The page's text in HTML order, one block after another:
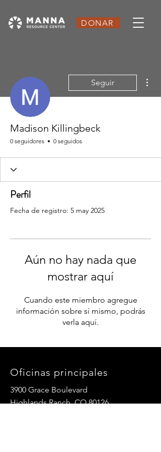
DONAR
Seguir
Madison Killingbeck
0 seguidores 0 seguidos
Perfil
Fecha de registro: 5 may 2025
Aún no hay nada que
mostrar aquí
Cuando este miembro agregue
información sobre sí mismo, podrás
verla aquí.
Oficinas principales
3900 Grace Boulevard
Highlands Ranch, CO 80126